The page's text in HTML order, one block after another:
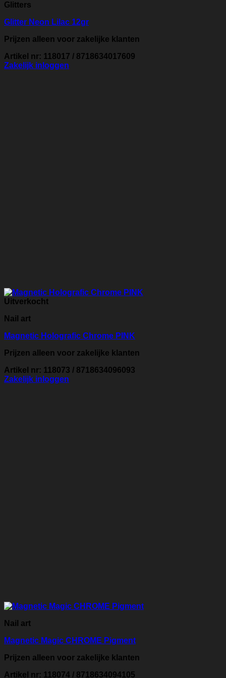
Glitters
Glitter Neon Lilac 12gr
Prijzen alleen voor zakelijke klanten
Artikel nr: 118017 / 8718634017609
Zakelijk inloggen
Uitverkocht
Nail art
Magnetic Holografic Chrome PINK
Prijzen alleen voor zakelijke klanten
Artikel nr: 118073 / 8718634096093
Zakelijk inloggen
Nail art
Magnetic Magic CHROME Pigment
Prijzen alleen voor zakelijke klanten
Artikel nr: 118074 / 8718634094105